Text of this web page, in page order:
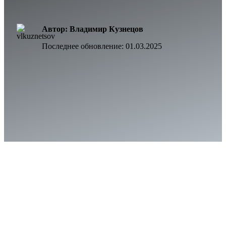
Автор: Владимир Кузнецов
Последнее обновление: 01.03.2025